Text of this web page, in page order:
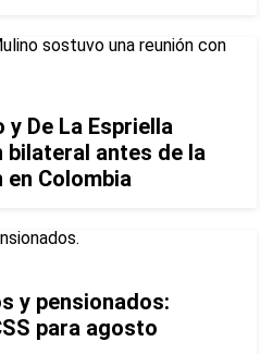
De La Espriella
bilateral antes de la
Colombia
y pensionados:
para agosto